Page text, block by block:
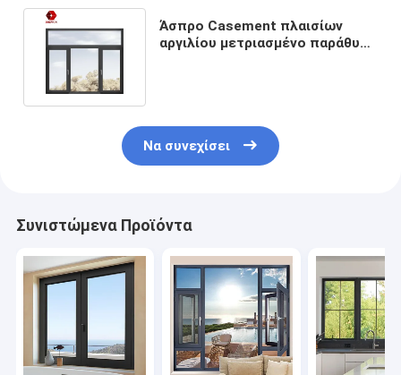
Άσπρο Casement πλαισίων
αργιλίου μετριασμένο παράθυρα
Να συνεχίσει
Συνιστώμενα Προϊόντα